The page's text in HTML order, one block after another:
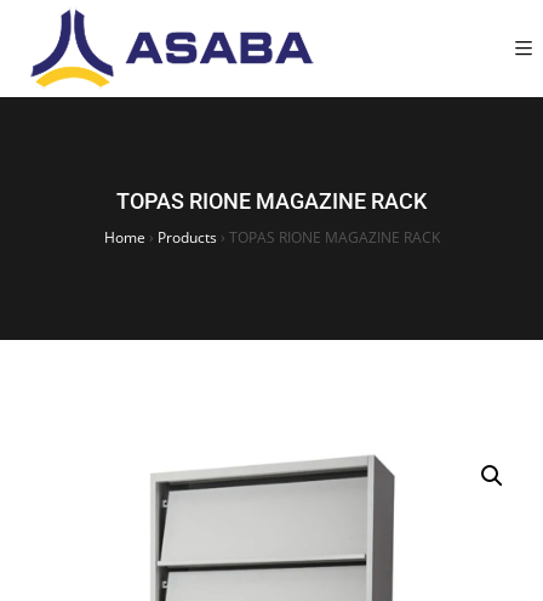
TOPAS RIONE MAGAZINE RACK
Home › Products› TOPAS RIONE MAGAZINE RACK